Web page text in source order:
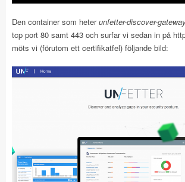
Den container som heterunfetter-discover-
tcp port 80 samt 443 och surfar vi sedan in på
möts vi (förutom ett certifikatfel) följande bild: